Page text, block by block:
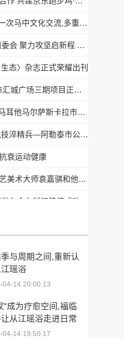
共富她时代·巾帼天团组委会 聚力攻坚启新程 星火燎原耀全国
态〉杂志正式荣耀出刊
总投资10.3亿元! 喀什市汇城广场三期项目正式开工
衰运动健康
乡情聚势筑生态 AI创富启新程|老乡驿站3·29创业峰会圆满落幕
与周期之间,重新认
瑶浴
04-14 20:00:13
”成为疗愈空间,福临
从江瑶浴走进日常
04-14 19:50:17